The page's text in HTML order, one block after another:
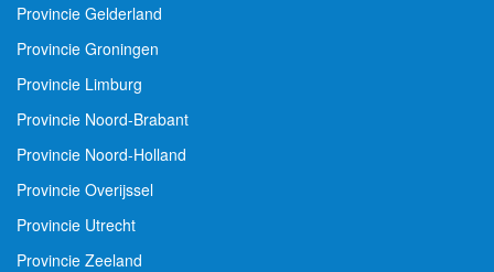
Provincie Gelderland
Provincie Groningen
Provincie Limburg
Provincie Noord-Brabant
Provincie Noord-Holland
Provincie Overijssel
Provincie Utrecht
Provincie Zeeland